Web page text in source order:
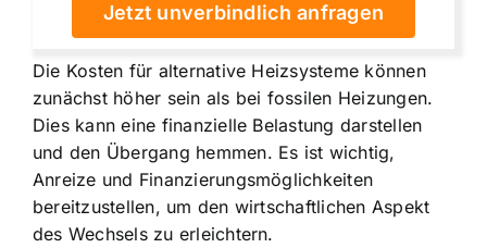
Jetzt unverbindlich anfragen
Die Kosten für alternative Heizsysteme können
zunächst höher sein als bei fossilen Heizungen.
Dies kann eine finanzielle Belastung darstellen
und den Übergang hemmen. Es ist wichtig,
Anreize und Finanzierungsmöglichkeiten
bereitzustellen, um den wirtschaftlichen Aspekt
des Wechsels zu erleichtern.